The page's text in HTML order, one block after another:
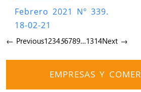
Febrero 2021 Nº 339.
18-02-21
← Previous123456789…1314Next →
EMPRESAS Y